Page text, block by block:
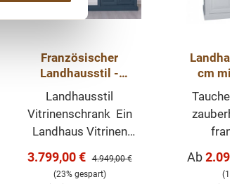
Französischer
Landhausstil -
Vitrinen Schrank im
Landhaus Stil
Landhausstil
Vitrinenschrank Ein
Landhaus Vitrinen
Landhaus Möbel Serie
Verkaufspreis:
3.799,00 € Regulärer Preis:
4.949,00 €
(23% gespart)
cm mit
Tauchen
unserer
Ab
(13%